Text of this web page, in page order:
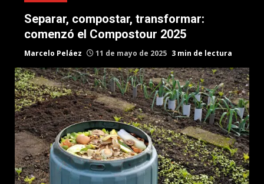
Separar, compostar, transformar:
comenzó el Compostour 2025
Marcelo Peláez 11 de mayo de 2025 3 min de lectura